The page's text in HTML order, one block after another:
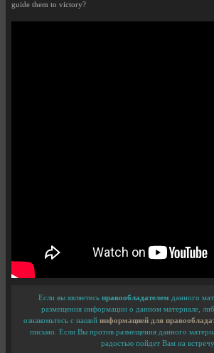
guide them to victory?
Если вы являетесь правообладателем данного
размещения информации о данном материале,
ознакомьтесь с нашей информацией для
письмо. Если Вы против размещения данного
радостью пойдет Вам на